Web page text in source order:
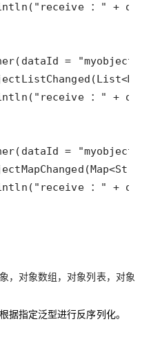
，对象数组，对象列表，对象
据指定泛型进行反序列化。